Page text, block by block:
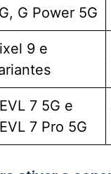
G Power 5G
9 e
7 5G e
7 Pro 5G